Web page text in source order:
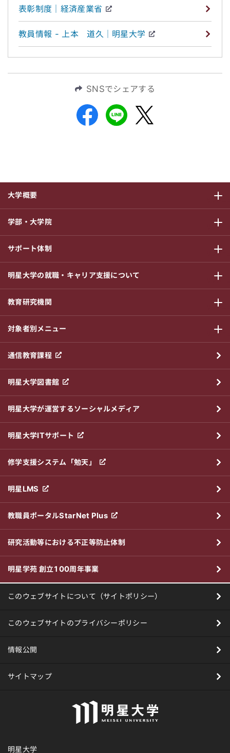
表彰制度｜経済産業省
教員情報 - 上本 道久│明星大学
SNSでシェアする
大学概要
サブメニ
学部・大学院
サブメニ
サポート体制
サブメニ
明星大学の就職・キャリア支援について
サブメニ
教育研究機関
サブメニ
対象者別メニュー
サブメニ
通信教育課程
明星大学図書館
明星大学が運営するソーシャルメディア
明星大学ITサポート
修学支援システム「勉天」
明星LMS
教職員ポータルStarNet Plus
研究活動等における不正等防止体制
明星学苑 創立100周年事業
このウェブサイトについて（サイトポリシー）
このウェブサイトのプライバシーポリシー
情報公開
サイトマップ
明星大学